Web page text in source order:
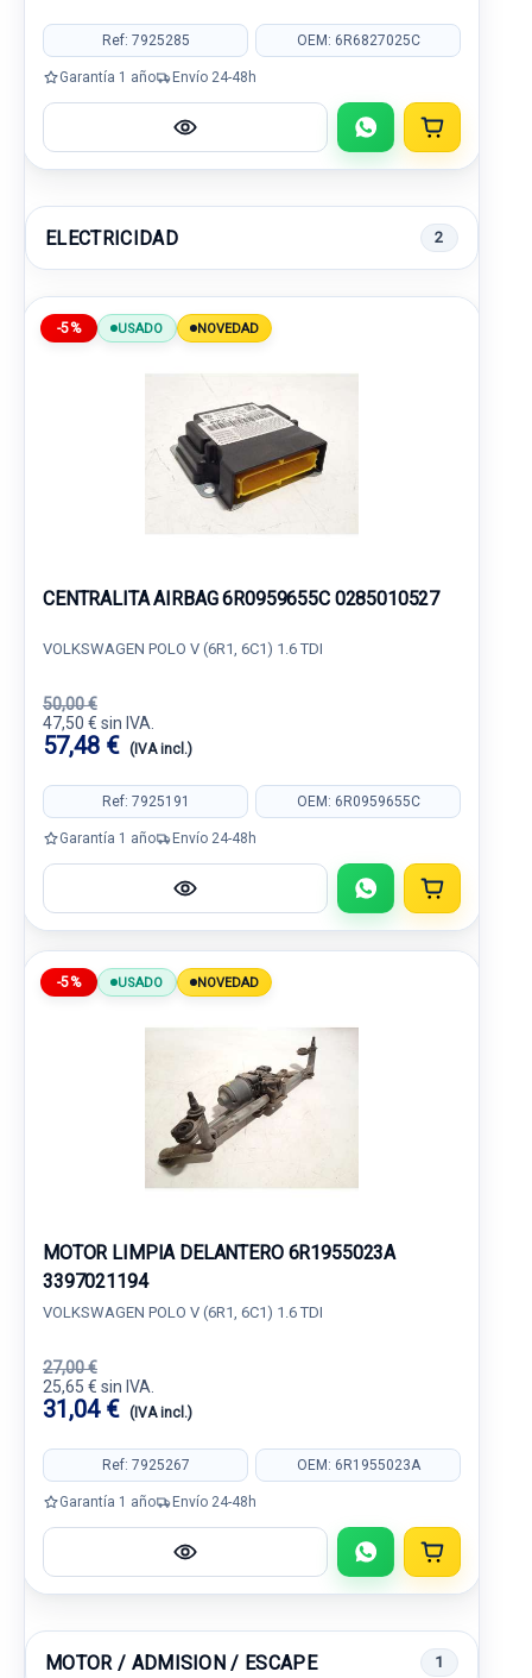
Ref: 7925285 OEM: 6R6827025C
Garantía 1 año Envío 24-48h
ELECTRICIDAD 2
-5% USADO NOVEDAD
CENTRALITA AIRBAG 6R0959655C 0285010527
VOLKSWAGEN POLO V (6R1, 6C1) 1.6 TDI
50,00 €
47,50 € sin IVA.
57,48 € (IVA incl.)
Ref: 7925191 OEM: 6R0959655C
Garantía 1 año Envío 24-48h
-5% USADO NOVEDAD
MOTOR LIMPIA DELANTERO 6R1955023A
3397021194
VOLKSWAGEN POLO V (6R1, 6C1) 1.6 TDI
27,00 €
25,65 € sin IVA.
31,04 € (IVA incl.)
Ref: 7925267 OEM: 6R1955023A
Garantía 1 año Envío 24-48h
MOTOR / ADMISION / ESCAPE 1